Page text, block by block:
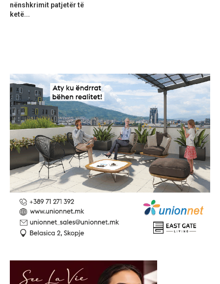
nënshkrimit patjetër të
ketë...